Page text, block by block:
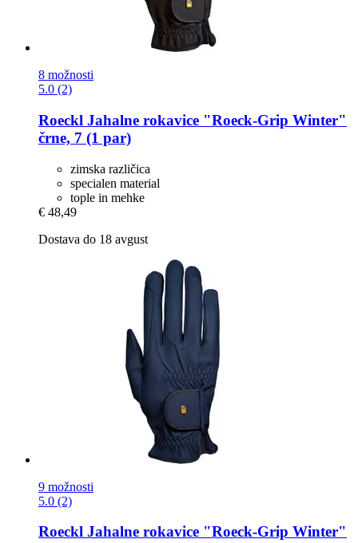
8 možnosti
5.0 (2)
Roeckl Jahalne rokavice "Roeck-​Grip Winter"
črne, 7 (1 par)
zimska različica
specialen material
tople in mehke
€ 48,49
Dostava do 18 avgust
9 možnosti
5.0 (2)
Roeckl Jahalne rokavice "Roeck-​Grip Winter"